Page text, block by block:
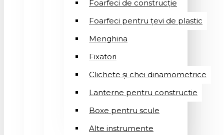
Foarfeci de construcție
Foarfeci pentru țevi de plastic
Menghina
Fixatori
Clichete și chei dinamometrice
Lanterne pentru constructie
Boxe pentru scule
Alte instrumente